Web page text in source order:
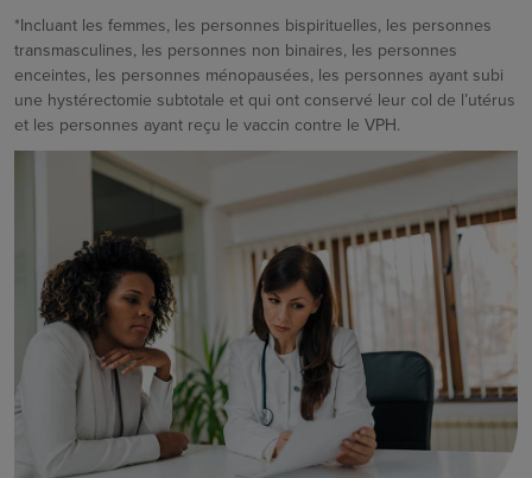
*Incluant les femmes, les personnes bispirituelles, les personnes
transmasculines, les personnes non binaires, les personnes
enceintes, les personnes ménopausées, les personnes ayant subi
une hystérectomie subtotale et qui ont conservé leur col de l’utérus
et les personnes ayant reçu le vaccin contre le VPH.